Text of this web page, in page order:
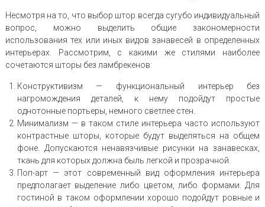
Несмотря на то, что выбор штор всегда сугубо индивидуальный
вопрос, можно выделить общие закономерности
использования тех или иных видов занавесей в определенных
интерьерах. Рассмотрим, с какими же стилями наиболее
сочетаются шторы без ламбрекенов:
Конструктивизм — функциональный интерьер без
нагромождения деталей, к нему подойдут простые
однотонные портьеры, немного светлее стен.
Минимализм — в таком стиле интерьера часто используют
контрастные шторы, которые будут выделяться на общем
фоне. Допускаются ненавязчивые рисунки на занавесках,
ткань для которых должна быль легкой и прозрачной.
Поп-арт — этот современный вид оформления интерьера
предполагает выделение либо цветом, либо формами. Для
гостиной в таком оформлении хорошо подойдут ровные и